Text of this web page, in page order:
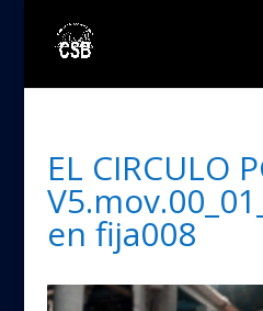
EL CIRCULO
en fija008